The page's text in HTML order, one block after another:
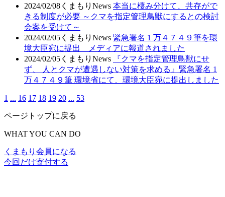
2024/02/08 くまもりNews 本当に棲み分けて、共存がで
きる制度が必要 ～クマを指定管理鳥獣にするとの検討
会案を受けて～
2024/02/05 くまもりNews 緊急署名 1 万４７４９筆を環
境大臣宛に提出 メディアに報道されました
2024/02/05 くまもりNews
『クマを指定管理鳥獣にせ
ず、 人とクマが遭遇しない対策を求める』緊急署名 1
万４７４９筆 環境省にて、環境大臣宛に提出しました
1 ... 16 17 18 19 20 ... 53
ページトップに戻る
WHAT YOU CAN DO
くまもり会員になる
今回だけ寄付する